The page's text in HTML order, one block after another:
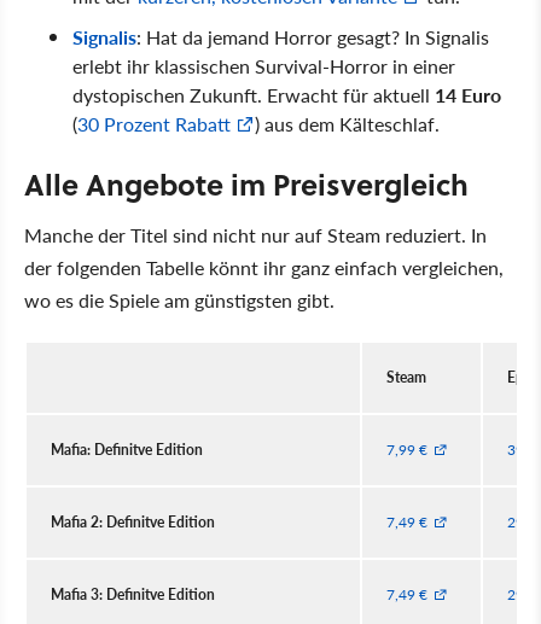
Signalis: Hat da jemand Horror gesagt? In Signalis
erlebt ihr klassischen Survival-Horror in einer
dystopischen Zukunft. Erwacht für aktuell 14 Euro
(30 Prozent Rabatt ) aus dem Kälteschlaf.
Alle Angebote im Preisvergleich
Manche der Titel sind nicht nur auf Steam reduziert. In
der folgenden Tabelle könnt ihr ganz einfach vergleichen,
wo es die Spiele am günstigsten gibt.
Steam Epic
Mafia: Definitve Edition 7,99 €
Mafia 2: Definitve Edition 7,49 €
Mafia 3: Definitve Edition 7,49 €